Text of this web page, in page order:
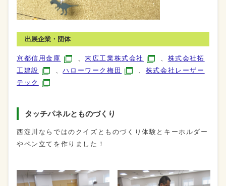
出展企業・団体
京都信用金庫 、末広工業株式会社 、 株式会社拓
工建設
、ハローワーク梅田 、 株式会社レーザー
テック
タッチパネルとものづくり
西淀川ならではのクイズとものづくり体験とキーホルダー
やペン立てを作りました！